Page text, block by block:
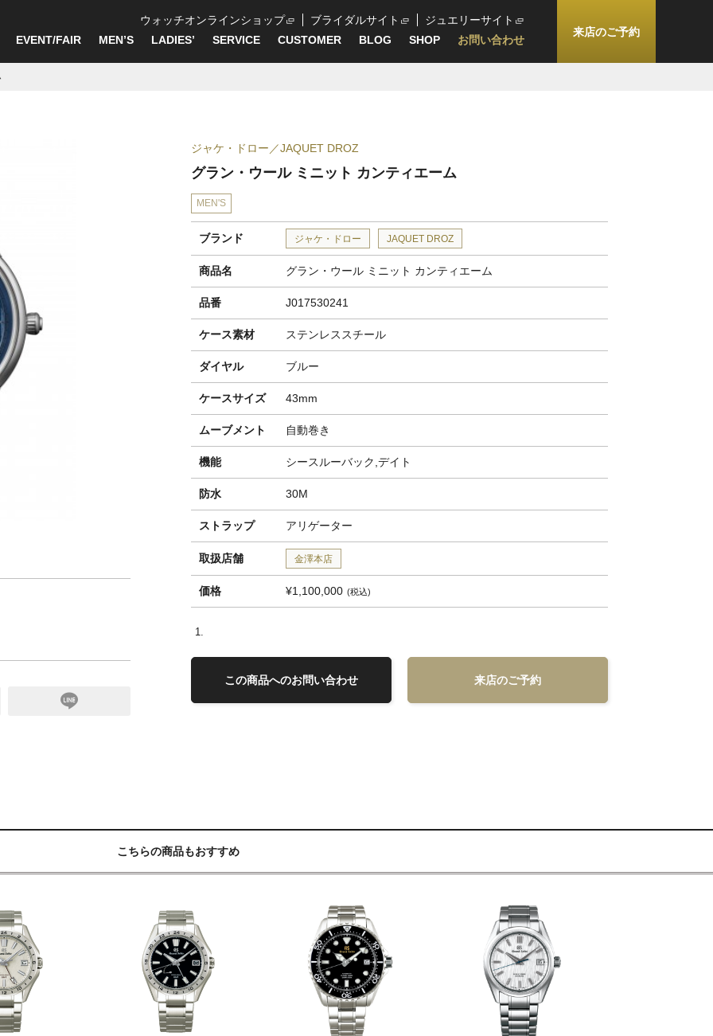
ウォッチオンラインショップ ブライダルサイト
ジュエリーサイト
EVENT/FAIR
MEN’S LADIES’ SERVICE CUSTOMER BLOG SHOP お問い合わせ
来店のご予約
ジャケ・ドロー JAQUET DROZ
グラン・ウール ミニット カンティエーム
MEN'S
ブランド ジャケ・ドロー JAQUET DROZ
商品名 グラン・ウール ミニット カンティエーム
品番 J017530241
ケース素材 ステンレススチール
ダイヤル ブルー
ケースサイズ 43mm
ムーブメント 自動巻き
機能 シースルーバック,デイト
防水 30M
ストラップ アリゲーター
取扱店舗 金澤本店
価格 ¥1,100,000 税込
この商品へのお問い合わせ 来店のご予約
こちらの商品もおすすめ